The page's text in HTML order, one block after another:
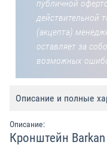
публичной
действительной
(акцепта)
оставляет за
возможных
Описание и полные
Описание:
Кронштейн